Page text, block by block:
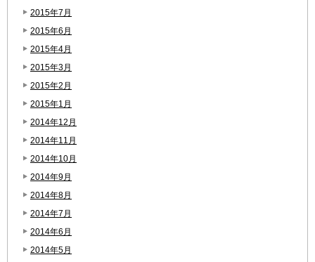
2015年7月
2015年6月
2015年4月
2015年3月
2015年2月
2015年1月
2014年12月
2014年11月
2014年10月
2014年9月
2014年8月
2014年7月
2014年6月
2014年5月